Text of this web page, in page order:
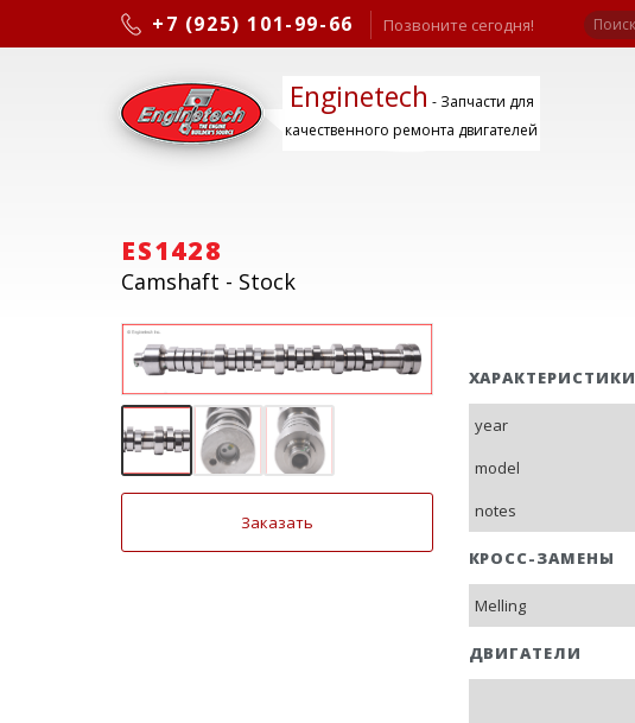
+7 (925) 101-99-66 Позвоните сегодня!
Enginetech - Запчасти для
качественного ремонта двигателей
ES1428
Camshaft - Stock
Заказать
ХАРАКТЕРИСТИКИ
year
model
notes
КРОСС-ЗАМЕНЫ
Melling
ДВИГАТЕЛИ